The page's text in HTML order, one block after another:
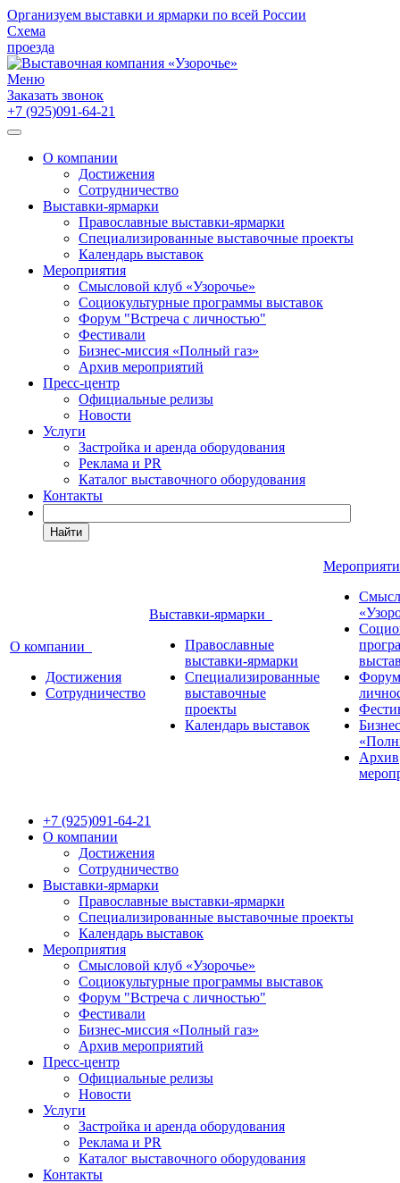
Организуем выставки и ярмарки по всей России
Схема
проезда
Меню
Заказать звонок
+7 (925)091-64-21
О компании
Достижения
Сотрудничество
Выставки-ярмарки
Православные выставки-ярмарки
Специализированные выставочные проекты
Календарь выставок
Мероприятия
Смысловой клуб «Узорочье»
Социокультурные программы выставок
Форум "Встреча с личностью"
Фестивали
Бизнес-миссия «Полный газ»
Архив мероприятий
Пресс-центр
Официальные релизы
Новости
Услуги
Застройка и аренда оборудования
Реклама и PR
Каталог выставочного оборудования
Контакты
Найти
О компании
Достижения
Сотрудничество
Выставки-ярмарки
Православные
выставки-ярмарки
Специализированные
выставочные
проекты
Календарь выставок
Форум
Архив
+7 (925)091-64-21
О компании
Достижения
Сотрудничество
Выставки-ярмарки
Православные выставки-ярмарки
Специализированные выставочные проекты
Календарь выставок
Мероприятия
Смысловой клуб «Узорочье»
Социокультурные программы выставок
Форум "Встреча с личностью"
Фестивали
Бизнес-миссия «Полный газ»
Архив мероприятий
Пресс-центр
Официальные релизы
Новости
Услуги
Застройка и аренда оборудования
Реклама и PR
Каталог выставочного оборудования
Контакты